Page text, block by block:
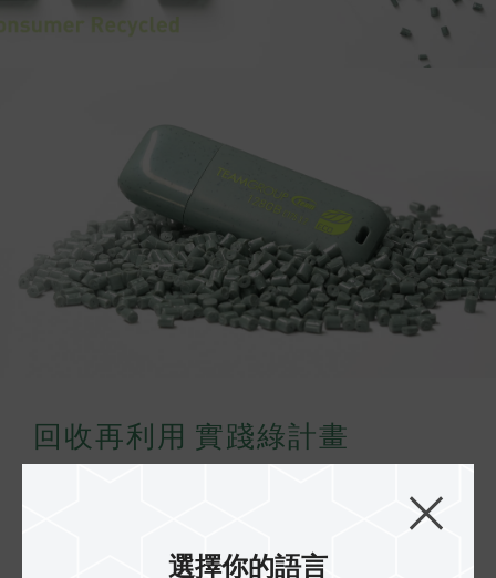
回收再利用 實踐綠計畫
淨零碟使用 PCR75% (Post-Consumer Recycled)
回收塑料，透過回收塑膠原料再利用，實踐永續地
選擇你的語言